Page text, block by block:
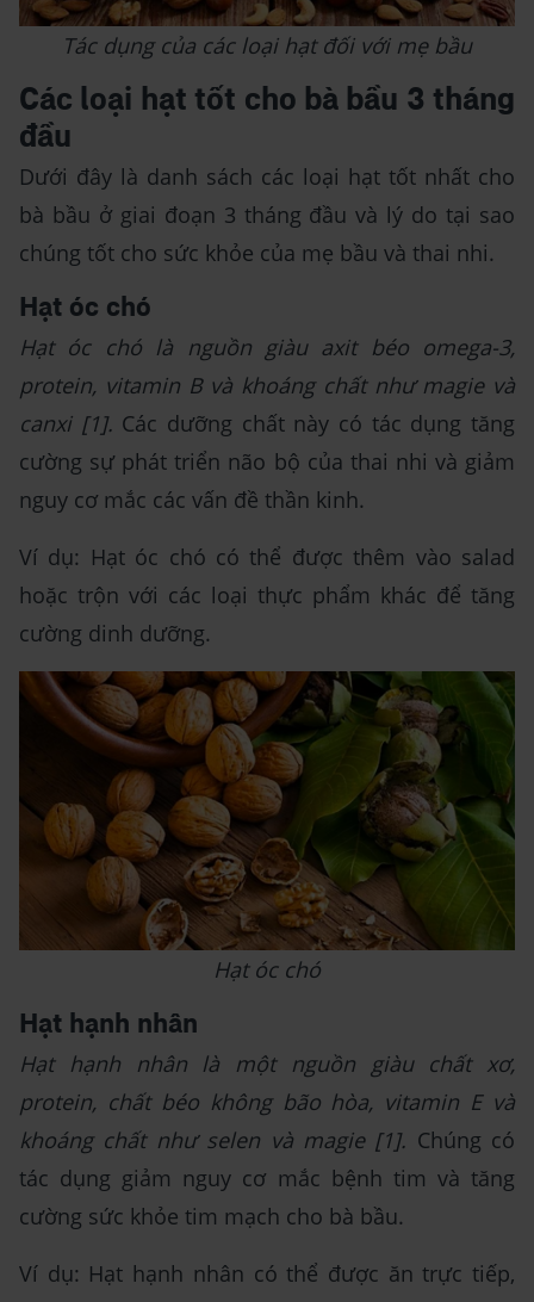
Tác dụng của các loại hạt đối với mẹ bầu
Các loại hạt tốt cho bà bầu 3 tháng
đầu
Dưới đây là danh sách các loại hạt tốt nhất cho
bà bầu ở giai đoạn 3 tháng đầu và lý do tại sao
chúng tốt cho sức khỏe của mẹ bầu và thai nhi.
Hạt óc chó
Hạt óc chó là nguồn giàu axit béo omega-3,
protein, vitamin B và khoáng chất như magie và
canxi [1]. Các dưỡng chất này có tác dụng tăng
cường sự phát triển não bộ của thai nhi và giảm
nguy cơ mắc các vấn đề thần kinh.
Ví dụ: Hạt óc chó có thể được thêm vào salad
hoặc trộn với các loại thực phẩm khác để tăng
cường dinh dưỡng.
Hạt óc chó
Hạt hạnh nhân
Hạt hạnh nhân là một nguồn giàu chất xơ,
protein, chất béo không bão hòa, vitamin E và
khoáng chất như selen và magie [1]. Chúng có
tác dụng giảm nguy cơ mắc bệnh tim và tăng
cường sức khỏe tim mạch cho bà bầu.
Ví dụ: Hạt hạnh nhân có thể được ăn trực tiếp,